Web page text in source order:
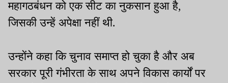
महागठबंधन को एक सीट का नुकसान हुआ है,
जिसकी उन्हें अपेक्षा नहीं थी.
उन्होंने कहा कि चुनाव समाप्त हो चुका है और अब
सरकार पूरी गंभीरता के साथ अपने विकास कार्यों पर